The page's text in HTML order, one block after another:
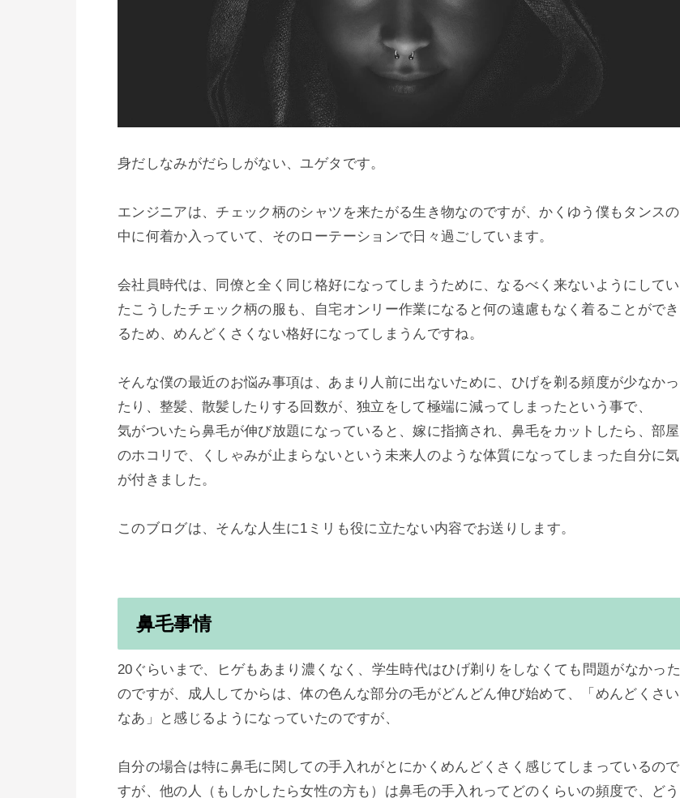
身だしなみがだらしがない、ユゲタです。
エンジニアは、チェック柄のシャツを来たがる生き物なのですが、かくゆう僕もタンスの
中に何着か入っていて、そのローテーションで日々過ごしています。
会社員時代は、同僚と全く同じ格好になってしまうために、なるべく来ないようにしてい
たこうしたチェック柄の服も、自宅オンリー作業になると何の遠慮もなく着ることができ
るため、めんどくさくない格好になってしまうんですね。
そんな僕の最近のお悩み事項は、あまり人前に出ないために、ひげを剃る頻度が少なかっ
たり、整髪、散髪したりする回数が、独立をして極端に減ってしまったという事で、
気がついたら鼻毛が伸び放題になっていると、嫁に指摘され、鼻毛をカットしたら、部屋
のホコリで、くしゃみが止まらないという未来人のような体質になってしまった自分に気
が付きました。
このブログは、そんな人生に1ミリも役に立たない内容でお送りします。
鼻毛事情
20ぐらいまで、ヒゲもあまり濃くなく、学生時代はひげ剃りをしなくても問題がなかった
のですが、成人してからは、体の色んな部分の毛がどんどん伸び始めて、「めんどくさい
なあ」と感じるようになっていたのですが、
自分の場合は特に鼻毛に関しての手入れがとにかくめんどくさく感じてしまっているので
すが、他の人（もしかしたら女性の方も）は鼻毛の手入れってどのくらいの頻度で、どう